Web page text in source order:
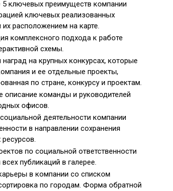
5 ключевых преимуществ компании
ключевых реализованных
их расположением на карте.
комплексного подхода к работе
схемы.
на крупных конкурсах, которые
и ее отдельные проекты,
по стране, конкурсу и проектам.
описание команды и руководителей
офисов.
деятельности компании
в направлении сохранения
по социальной ответственности
публикаций в галерее.
в компании со списком
по городам. Форма обратной